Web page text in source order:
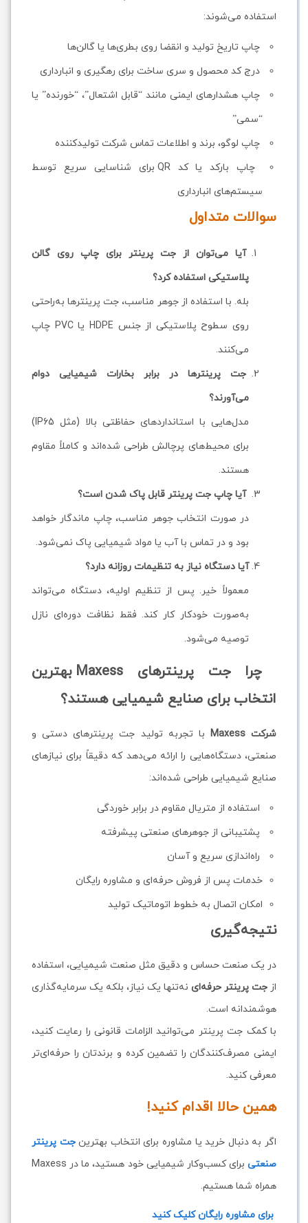
استفاده می‌شوند:
چاپ تاریخ تولید و انقضا روی بطری‌ها یا گالن‌ها
درج کد محصول و سری ساخت برای رهگیری و انبارداری
چاپ هشدارهای ایمنی مانند “قابل اشتعال”، “خورنده” یا
“سمی”
چاپ لوگو، برند و اطلاعات تماس شرکت تولیدکننده
چاپ بارکد یا کد QR برای شناسایی سریع توسط
سیستم‌های انبارداری
سوالات متداول
آیا می‌توان از جت پرینتر برای چاپ روی گالن
پلاستیکی استفاده کرد؟
بله. با استفاده از جوهر مناسب، جت پرینترها به‌راحتی
روی سطوح پلاستیکی از جنس HDPE یا PVC چاپ
می‌کنند.
جت پرینترها در برابر بخارات شیمیایی دوام
می‌آورند؟
مدل‌هایی با استانداردهای حفاظتی بالا (مثل IP65)
برای محیط‌های پرچالش طراحی شده‌اند و کاملاً مقاوم
هستند.
آیا چاپ جت پرینتر قابل پاک شدن است؟
در صورت انتخاب جوهر مناسب، چاپ ماندگار خواهد
بود و در تماس با آب یا مواد شیمیایی پاک نمی‌شود.
آیا دستگاه نیاز به تنظیمات روزانه دارد؟
معمولاً خیر. پس از تنظیم اولیه، دستگاه می‌تواند
به‌صورت خودکار کار کند. فقط نظافت دوره‌ای نازل
توصیه می‌شود.
چرا جت پرینترهای Maxess بهترین
انتخاب برای صنایع شیمیایی هستند؟
شرکت Maxess
با تجربه تولید جت پرینترهای دستی و
صنعتی، دستگاه‌هایی را ارائه می‌دهد که دقیقاً برای نیازهای
صنایع شیمیایی طراحی شده‌اند:
استفاده از متریال مقاوم در برابر خوردگی
پشتیبانی از جوهرهای صنعتی پیشرفته
راه‌اندازی سریع و آسان
خدمات پس از فروش حرفه‌ای و مشاوره رایگان
امکان اتصال به خطوط اتوماتیک تولید
نتیجه‌گیری
در یک صنعت حساس و دقیق مثل صنعت شیمیایی، استفاده
جت پرینتر حرفه‌اینه‌تنها یک نیاز، بلکه یک سرمایه‌گذاری
هوشمندانه است.
با کمک جت پرینتر می‌توانید الزامات قانونی را رعایت کنید،
ایمنی مصرف‌کنندگان را تضمین کرده و برندتان را حرفه‌ای‌تر
معرفی کنید.
همین حالا اقدام کنید!
اگر به دنبال خرید یا مشاوره برای انتخاب بهترینجت پرینتر
صنعتی
برای کسب‌وکار شیمیایی خود هستید، ما در Maxess
همراه شما هستیم.
برای مشاوره رایگان کلیک کنید